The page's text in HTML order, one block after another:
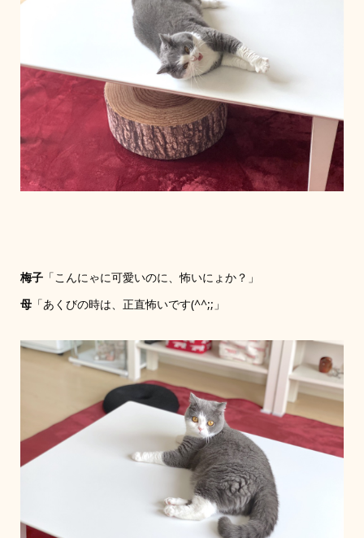
梅子「こんにゃに可愛いのに、怖いにょか？」
母「あくびの時は、正直怖いです(^^;;」